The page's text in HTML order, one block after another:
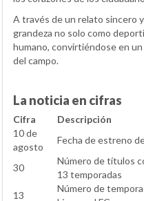
A través de un relato sincero
grandeza no solo como
humano, convirtiéndose en
del campo.
La noticia en cifras
Cifra
Descripción
10 de
agosto
Fecha de estreno
30
Número de títulos
13 temporadas
13
Número de